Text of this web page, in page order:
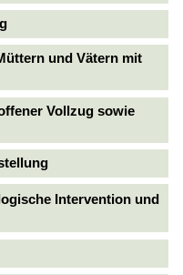
und Vätern mit
Vollzug sowie
Intervention und